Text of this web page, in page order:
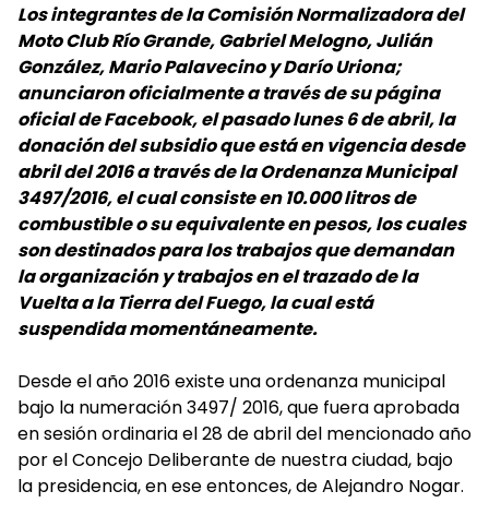
Los integrantes de la Comisión Normalizadora del
Moto Club Río Grande, Gabriel Melogno, Julián
González, Mario Palavecino y Darío Uriona;
anunciaron oficialmente a través de su página
oficial de Facebook, el pasado lunes 6 de abril, la
donación del subsidio que está en vigencia desde
abril del 2016 a través de la Ordenanza Municipal
3497/2016, el cual consiste en 10.000 litros de
combustible o su equivalente en pesos, los cuales
son destinados para los trabajos que demandan
la organización y trabajos en el trazado de la
Vuelta a la Tierra del Fuego, la cual está
suspendida momentáneamente.
Desde el año 2016 existe una ordenanza municipal
bajo la numeración 3497/ 2016, que fuera aprobada
en sesión ordinaria el 28 de abril del mencionado año
por el Concejo Deliberante de nuestra ciudad, bajo
la presidencia, en ese entonces, de Alejandro Nogar.